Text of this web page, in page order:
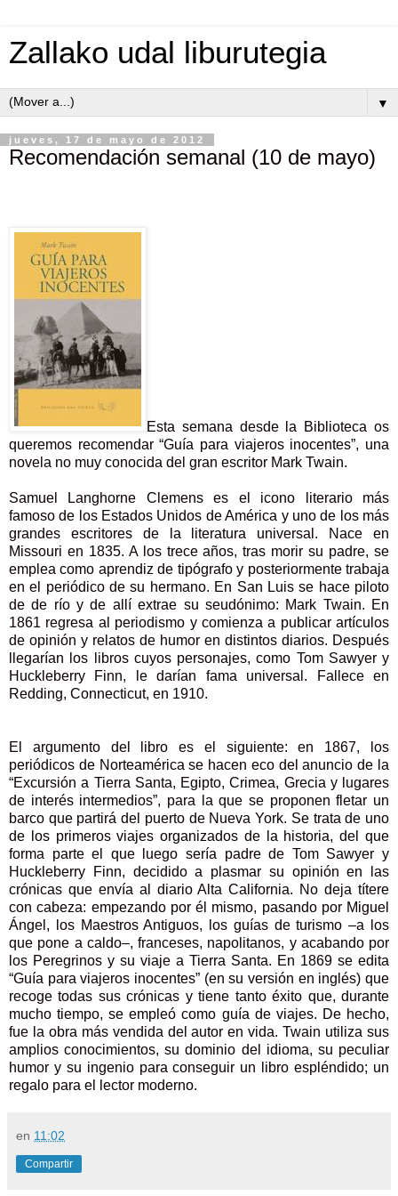
Zallako udal liburutegia
▼
jueves, 17 de mayo de 2012
Recomendación semanal (10 de mayo)
Esta semana desde la Biblioteca os
queremos recomendar “Guía para viajeros inocentes”, una
novela no muy conocida del gran escritor Mark Twain.
Samuel Langhorne Clemens es el icono literario más
famoso de los Estados Unidos de América y uno de los más
grandes escritores de la literatura universal. Nace en
Missouri en 1835. A los trece años, tras morir su padre, se
emplea como aprendiz de tipógrafo y posteriormente trabaja
en el periódico de su hermano. En San Luis se hace piloto
de de río y de allí extrae su seudónimo: Mark Twain. En
1861 regresa al periodismo y comienza a publicar artículos
de opinión y relatos de humor en distintos diarios. Después
llegarían los libros cuyos personajes, como Tom Sawyer y
Huckleberry Finn, le darían fama universal. Fallece en
Redding, Connecticut, en 1910.
El argumento del libro es el siguiente: en 1867, los
periódicos de Norteamérica se hacen eco del anuncio de la
“Excursión a Tierra Santa, Egipto, Crimea, Grecia y lugares
de interés intermedios”, para la que se proponen fletar un
barco que partirá del puerto de Nueva York. Se trata de uno
de los primeros viajes organizados de la historia, del que
forma parte el que luego sería padre de Tom Sawyer y
Huckleberry Finn, decidido a plasmar su opinión en las
crónicas que envía al diario Alta California. No deja títere
con cabeza: empezando por él mismo, pasando por Miguel
Ángel, los Maestros Antiguos, los guías de turismo –a los
que pone a caldo–, franceses, napolitanos, y acabando por
los Peregrinos y su viaje a Tierra Santa. En 1869 se edita
“Guía para viajeros inocentes” (en su versión en inglés) que
recoge todas sus crónicas y tiene tanto éxito que, durante
mucho tiempo, se empleó como guía de viajes. De hecho,
fue la obra más vendida del autor en vida. Twain utiliza sus
amplios conocimientos, su dominio del idioma, su peculiar
humor y su ingenio para conseguir un libro espléndido; un
regalo para el lector moderno.
en 11:02
Compartir